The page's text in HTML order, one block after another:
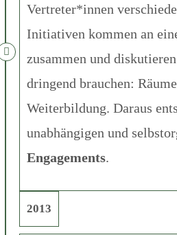
Vertreter*innen
Initiativen kommen an
zusammen und
dringend brauchen:
Weiterbildung. Daraus
unabhängigen und
Engagements.
2013